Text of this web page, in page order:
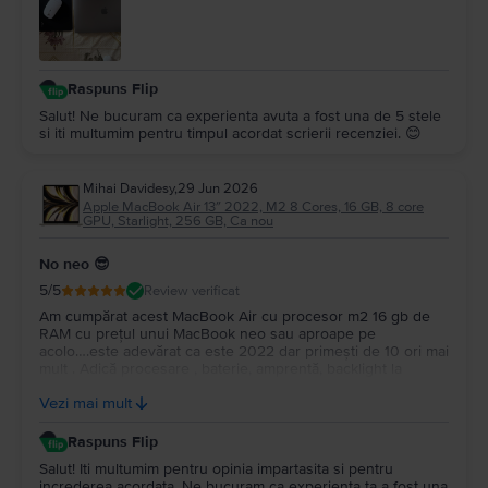
Raspuns Flip
Salut! Ne bucuram ca experienta avuta a fost una de 5 stele
si iti multumim pentru timpul acordat scrierii recenziei. 😊
Mihai Davidesy,29 Jun 2026
Apple MacBook Air 13″ 2022, M2 8 Cores, 16 GB, 8 core
GPU, Starlight, 256 GB, Ca nou
No neo 😎
5/5 Review verificat
Am cumpărat acest MacBook Air cu procesor m2 16 gb de
RAM cu prețul unui MacBook neo sau aproape pe
acolo….este adevărat ca este 2022 dar primești de 10 ori mai
super portabil …nu îl simți în geantă…Multumesc
Vezi mai mult
Raspuns Flip
Salut! Iti multumim pentru opinia impartasita si pentru